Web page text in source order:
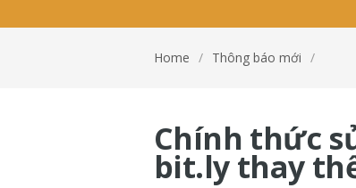
Home / Thông báo mới /
Chính thức
bit.ly thay